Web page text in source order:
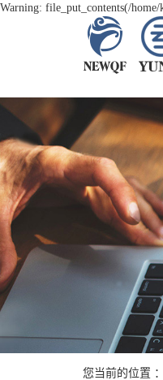
Warning: file_put_contents(/
您当前的位置 ：